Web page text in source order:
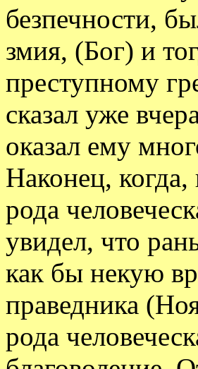
безпечности,
змия, (Бог) и
преступному
сказал уже
оказал ему
Наконец,
рода
увидел, что
как бы некую
праведника
рода